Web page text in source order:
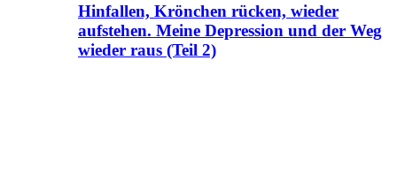
Hinfallen, Krönchen rücken, wieder
aufstehen. Meine Depression und der Weg
wieder raus (Teil 2)